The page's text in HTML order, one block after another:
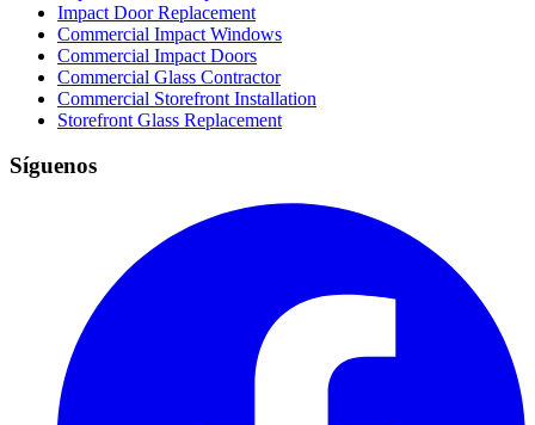
Impact Door Replacement
Commercial Impact Windows
Commercial Impact Doors
Commercial Glass Contractor
Commercial Storefront Installation
Storefront Glass Replacement
Síguenos